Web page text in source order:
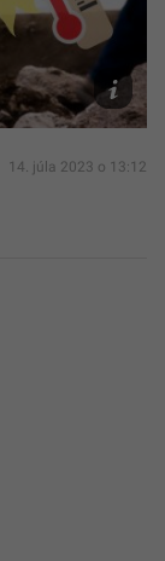
Archív
Canva
14. júla 2023 o 13:12